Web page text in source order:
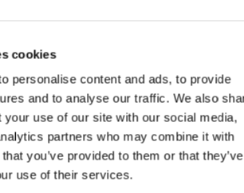
cookies
personalise content and ads, to provide
and to analyse our traffic. We also
your use of our site with our social media,
partners who may combine it with
you’ve provided to them or that they’ve
use of their services.
39
AJOUTER AU PANIER